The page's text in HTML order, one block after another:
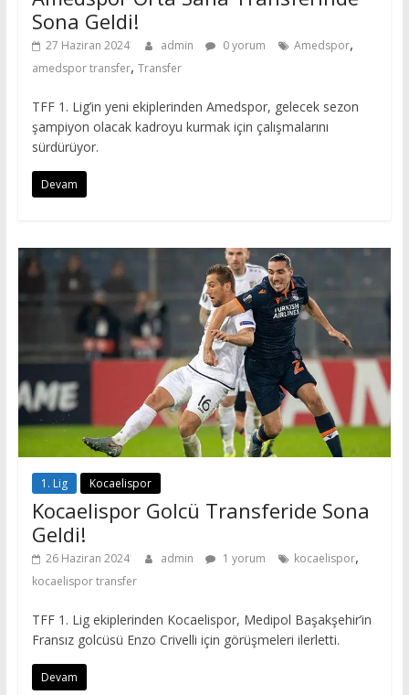
Sona Geldi!
27 Haziran 2024 admin 0 yorum Amedspor,
amedspor transfer, Transfer
TFF 1. Lig’in yeni ekiplerinden Amedspor, gelecek sezon
şampiyon olacak kadroyu kurmak için çalışmalarını
sürdürüyor.
Devam
1. Lig Kocaelispor
Kocaelispor Golcü Transferide Sona
Geldi!
26 Haziran 2024 admin 1 yorum kocaelispor,
kocaelispor transfer
TFF 1. Lig ekiplerinden Kocaelispor, Medipol Başakşehir’in
Fransız golcüsü Enzo Crivelli için görüşmeleri ilerletti.
Devam